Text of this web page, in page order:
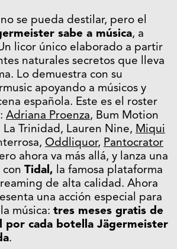
se pueda destilar, pero el
sabe a música, a
licor único elaborado a partir
naturales secretos que lleva
Lo demuestra con su
apoyando a músicos y
española. Este es el roster
Adriana Proenza, Bum Motion
La Trinidad, Lauren Nine, Miqui
Oddliquor, Pantocrator
ahora va más allá, y lanza una
con Tidal, la famosa plataforma
de alta calidad. Ahora
una acción especial para
música: tres meses gratis de
por cada botella Jägermeister
.